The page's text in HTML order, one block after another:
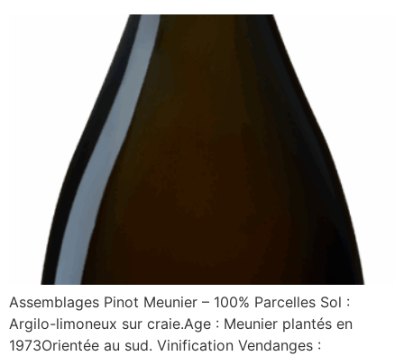
Assemblages Pinot Meunier – 100% Parcelles Sol :
Argilo-limoneux sur craie.Age : Meunier plantés en
1973Orientée au sud. Vinification Vendanges :